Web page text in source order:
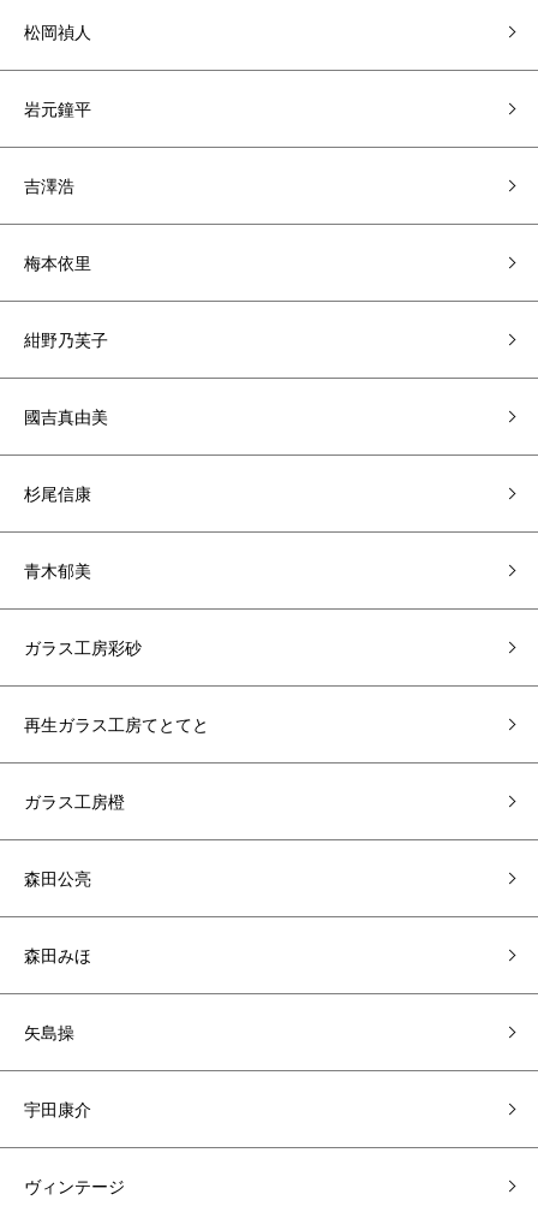
松岡禎人
岩元鐘平
吉澤浩
梅本依里
紺野乃芙子
國吉真由美
杉尾信康
青木郁美
ガラス工房彩砂
再生ガラス工房てとてと
ガラス工房橙
森田公亮
森田みほ
矢島操
宇田康介
ヴィンテージ